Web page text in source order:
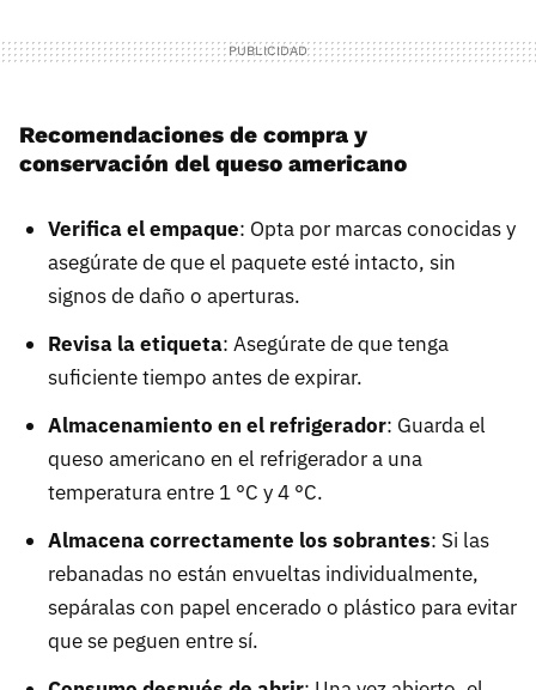
Recomendaciones de compra y
conservación del queso americano
Verifica el empaque: Opta por marcas conocidas y
asegúrate de que el paquete esté intacto, sin
signos de daño o aperturas.
Revisa la etiqueta: Asegúrate de que tenga
suficiente tiempo antes de expirar.
Almacenamiento en el refrigerador: Guarda el
queso americano en el refrigerador a una
temperatura entre 1 °C y 4 °C.
Almacena correctamente los sobrantes: Si las
rebanadas no están envueltas individualmente,
sepáralas con papel encerado o plástico para evitar
que se peguen entre sí.